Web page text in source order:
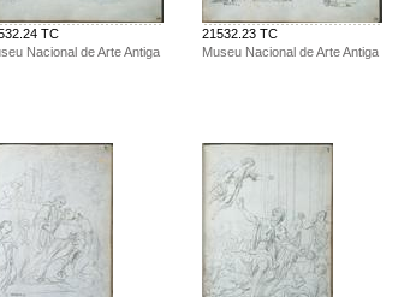
TC
Nacional de Arte Antiga
21532.23 TC
Museu Nacional de Arte Antiga